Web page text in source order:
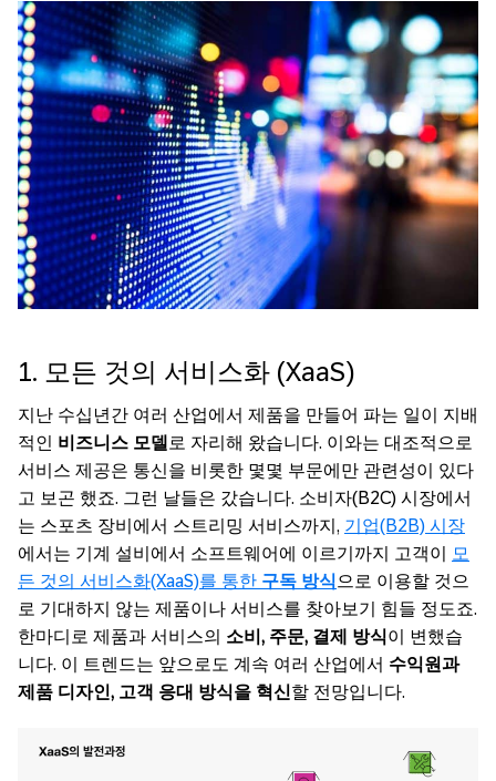
1. 모든 것의 서비스화 (XaaS)
지난 수십년간 여러 산업에서 제품을 만들어 파는 일이 지배
적인 비즈니스 모델 로 자리해 왔습니다. 이와는 대조적으로
서비스 제공은 통신을 비롯한 몇몇 부문에만 관련성이 있다
고 보곤 했죠. 그런 날들은 갔습니다. 소비자(B2C) 시장에서
는 스포츠 장비에서 스트리밍 서비스까지, 기업(B2B) 시장
에서는 기계 설비에서 소프트웨어에 이르기까지 고객이
모
든 것의 서비스화(XaaS)를 통한 구독 방식 으로 이용할 것으
로 기대하지 않는 제품이나 서비스를 찾아보기 힘들 정도죠.
한마디로 제품과 서비스의 소비, 주문, 결제 방식이 변했습
니다. 이 트렌드는 앞으로도 계속 여러 산업에서 수익원과
제품 디자인, 고객 응대 방식을 혁신할 전망입니다.